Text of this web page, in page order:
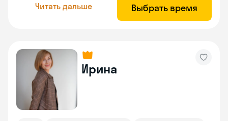
Читать дальше Выбрать время
Ирина